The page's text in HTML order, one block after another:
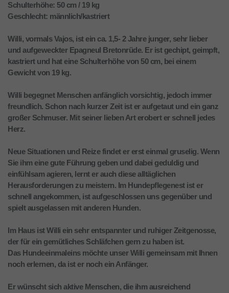
Schulterhöhe: 50 cm / 19 kg
Geschlecht: männlich/kastriert
Willi, vormals Vajos, ist ein ca. 1,5- 2 Jahre junger, sehr lieber
und aufgeweckter Epagneul Bretonrüde. Er ist gechipt, geimpft,
kastriert und hat eine Schulterhöhe von 50 cm, bei einem
Gewicht von 19 kg.
Willi begegnet Menschen anfänglich vorsichtig, jedoch immer
freundlich. Schon nach kurzer Zeit ist er aufgetaut und ein ganz
großer Schmuser. Mit seiner lieben Art erobert er schnell jedes
Herz.
Neue Situationen und Reize findet er erst einmal gruselig. Wenn
Sie ihm eine gute Führung geben und dabei geduldig und
einfühlsam agieren, lernt er auch diese alltäglichen
Herausforderungen zu meistern. Im Hundepflegenest ist er
schnell angekommen, ist aufgeschlossen uns gegenüber und
spielt ausgelassen mit anderen Hunden.
Im Haus ist Willi ein sehr entspannter und ruhiger Zeitgenosse,
der für ein gemütliches Schläfchen gern zu haben ist.
Das Hundeeinmaleins möchte unser Willi gemeinsam mit Ihnen
noch erlernen, da ist er noch ein Anfänger.
Er wünscht sich aktive Menschen, die ihm ausreichend